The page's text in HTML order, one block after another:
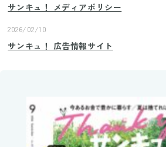
サンキュ！ メディアポリシー
2026/02/10
サンキュ！ 広告情報サイト